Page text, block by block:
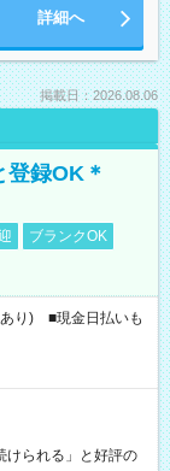
詳細へ
掲載日：2026.08.06
録OK＊
ブランクOK
り) ■現金日払いも
けられる」と好評の